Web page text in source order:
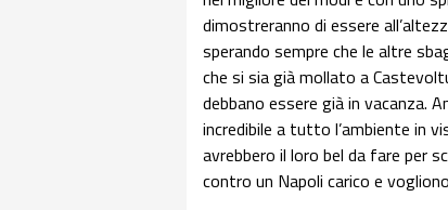
dimostreranno di essere
sperando sempre che le altre
che si sia già mollato a
debbano essere già in vacanza.
incredibile a tutto l’ambiente in
avrebbero il loro bel da fare per
contro un Napoli carico e